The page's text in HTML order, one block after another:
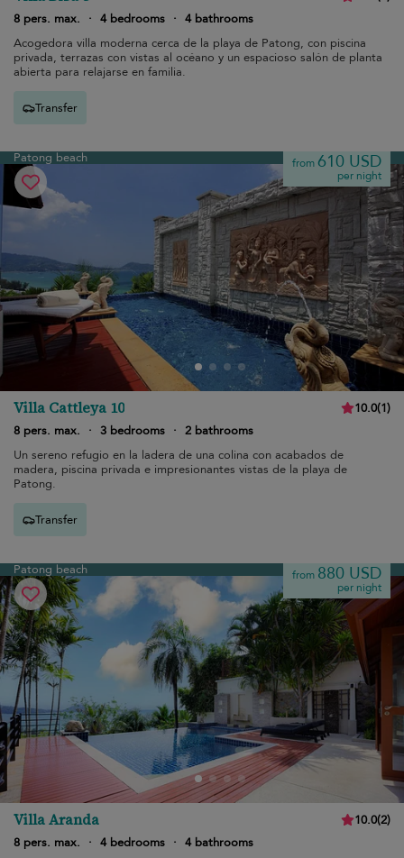
8 pers. max.
· 4 bedrooms · 4 bathrooms
Acogedora villa moderna cerca de la playa de Patong, con piscina
privada, terrazas con vistas al océano y un espacioso salón de planta
abierta para relajarse en familia.
Transfer
Patong beach from 610 USD
per night
Villa Cattleya 10 10.0(1)
8 pers. max.
· 3 bedrooms · 2 bathrooms
Un sereno refugio en la ladera de una colina con acabados de
madera, piscina privada e impresionantes vistas de la playa de
Patong.
Transfer
Patong beach from 880 USD
per night
Villa Aranda 10.0(2)
8 pers. max.
· 4 bedrooms · 4 bathrooms